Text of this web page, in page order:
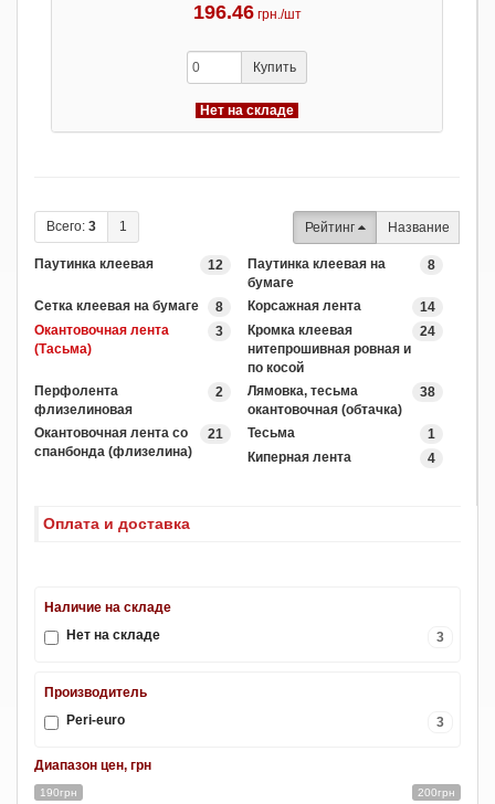
196.46 грн./шт
Купить
Нет на складе
Всего: 3 1 Рейтинг Название
12
Паутинка клеевая 8
Паутинка клеевая на
бумаге
8
Сетка клеевая на бумаге 14
Корсажная лента
3
Окантовочная лента
(Тасьма)
24
Кромка клеевая
нитепрошивная ровная и
по косой
2
Перфолента
флизелиновая
38
Лямовка, тесьма
окантовочная (обтачка)
21
Окантовочная лента со
спанбонда (флизелина)
1
Тесьма
4
Киперная лента
Оплата и доставка
Наличие на складе
3
Нет на складе
Производитель
3
Peri-euro
Диапазон цен, грн
190грн 200грн